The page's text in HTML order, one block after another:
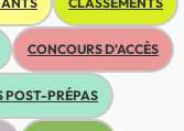
CONCOURS D'ACCÈS
POST-PRÉPAS